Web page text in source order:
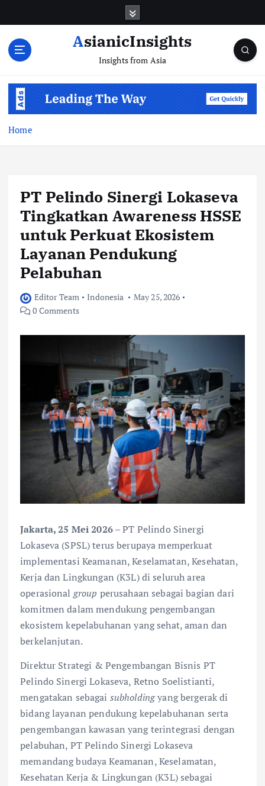
AsianicInsights
Insights from Asia
Home
PT Pelindo Sinergi Lokaseva
Tingkatkan Awareness HSSE
untuk Perkuat Ekosistem
Layanan Pendukung
Pelabuhan
Editor Team Indonesia
May 25, 2026
0 Comments
Jakarta, 25 Mei 2026– PT Pelindo Sinergi
Lokaseva (SPSL) terus berupaya memperkuat
implementasi Keamanan, Keselamatan, Kesehatan,
Kerja dan Lingkungan (K3L) di seluruh area
operasional group perusahaan sebagai bagian dari
komitmen dalam mendukung pengembangan
ekosistem kepelabuhanan yang sehat, aman dan
berkelanjutan.
Direktur Strategi & Pengembangan Bisnis PT
Pelindo Sinergi Lokaseva, Retno Soelistianti,
mengatakan sebagai subholdingyang bergerak di
bidang layanan pendukung kepelabuhanan serta
pengembangan kawasan yang terintegrasi dengan
pelabuhan, PT Pelindo Sinergi Lokaseva
memandang budaya Keamanan, Keselamatan,
Kesehatan Kerja & Lingkungan (K3L) sebagai